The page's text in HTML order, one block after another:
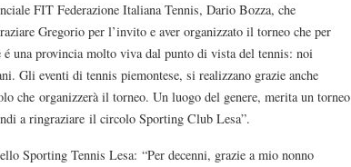
FIT Federazione Italiana Tennis, Dario Bozza, che
Gregorio per l’invito e aver organizzato il torneo che per
una provincia molto viva dal punto di vista del tennis: noi
Gli eventi di tennis piemontese, si realizzano grazie anche
che organizzerà il torneo. Un luogo del genere, merita un torneo
a ringraziare il circolo Sporting Club Lesa”.
Sporting Tennis Lesa: “Per decenni, grazie a mio nonno